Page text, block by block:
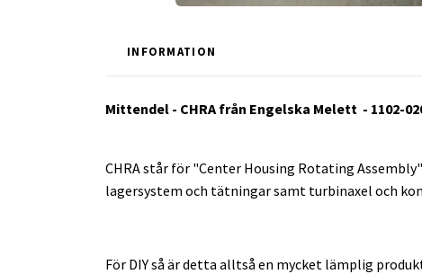
INFORMATION
Mittendel - CHRA från Engelska Melett - 1102-
CHRA står för "Center Housing Rotating
lagersystem och tätningar samt turbinaxel och
För DIY så är detta alltså en mycket lämplig